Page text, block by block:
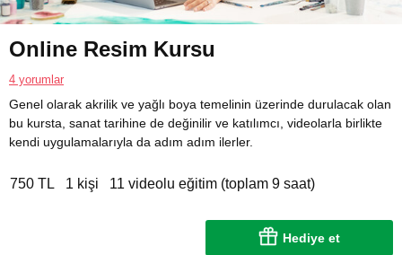
Online Resim Kursu
4 yorumlar
Genel olarak akrilik ve yağlı boya temelinin üzerinde durulacak olan
bu kursta, sanat tarihine de değinilir ve katılımcı, videolarla birlikte
kendi uygulamalarıyla da adım adım ilerler.
750 TL 1 kişi 11 videolu eğitim (toplam 9 saat)
Hediye et